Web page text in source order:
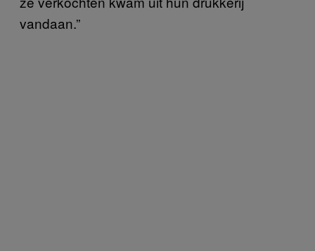
vandaan.”